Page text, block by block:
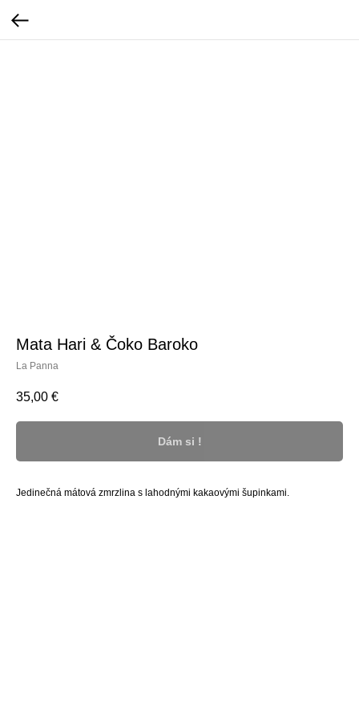
Mata Hari & Čoko Baroko
La Panna
35,00 €
Dám si !
Jedinečná mátová zmrzlina s lahodnými kakaovými šupinkami.